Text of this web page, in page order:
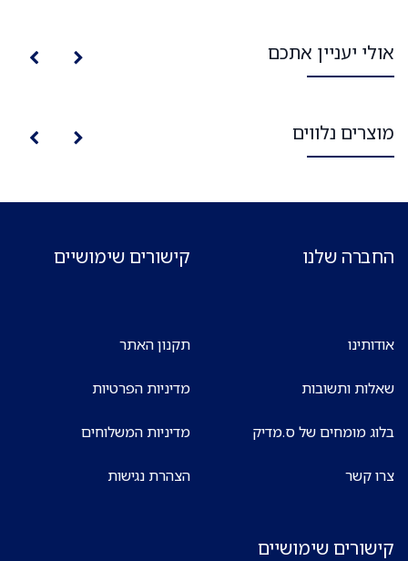
אולי יעניין אתכם
מוצרים נלווים
החברה שלנו
אודותינו
שאלות ותשובות
בלוג מומחים של ס.מדיק
צרו קשר
קישורים שימושיים
תקנון האתר
מדיניות הפרטיות
מדיניות המשלוחים
הצהרת נגישות
קישורים שימושיים